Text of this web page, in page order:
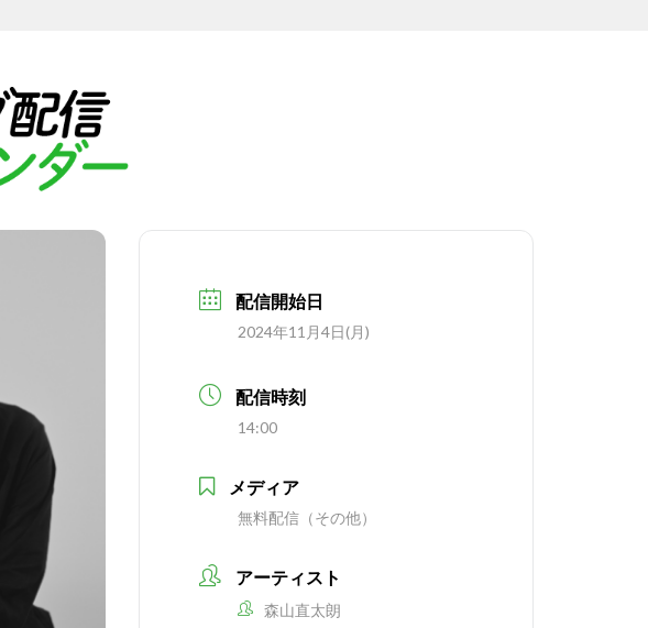
配信開始日
2024年11月4日(月)
配信時刻
14:00
メディア
無料配信（その他）
アーティスト
森山直太朗